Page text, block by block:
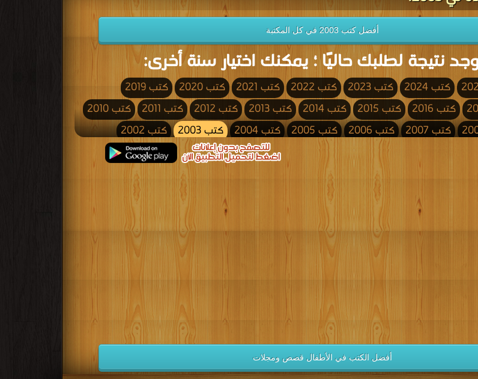
أفضل كتب 2003 في كل المكتبة
نتيجة لطلبك حاليًا ؛ يمكنك اختيار سنة أخرى:
كتب 2024 كتب 2023 كتب 2022 كتب 2021 كتب 2020
كتب 2019
كتب 2016 كتب 2015 كتب 2014 كتب 2013 كتب 2012 كتب 2011
كتب 2010
كتب 2007 كتب 2006 كتب 2005 كتب 2004 كتب 2003
كتب 2002
كتب 1998 كتب 1997 كتب 1996 كتب 1995 كتب 1994
كتب 1993
كتب 1989 كتب 1988 كتب 1985
كتب 1984
كتب 1979 كتب 1977 كتب 1976
كتب 1975
كتب 1971 كتب 1970 كتب 1969 كتب 1968 كتب 1967
كتب 1966
كتب 1962 كتب 1961 كتب 1960 كتب 1959 كتب 1958
كتب 1957
كتب 1952 كتب 1949
كتب 1948
كتب 1935 كتب 1934 كتب 1931
كتب 1930
كتب 1926 كتب 1925 كتب 1924 كتب 1923 كتب 1922
كتب 1921
كتب 1918 كتب 1917 كتب 1916 كتب 1915 كتب 1914 كتب 1913
كتب 1912
كتب 1909 كتب 1908 كتب 1907 كتب 1906 كتب 1905 كتب 1904
كتب 1903
أفضل الكتب في الأطفال قصص ومجلات